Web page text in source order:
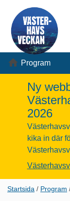
Program
Ny
2026
kika in där
Länkstig,
Startsida Program